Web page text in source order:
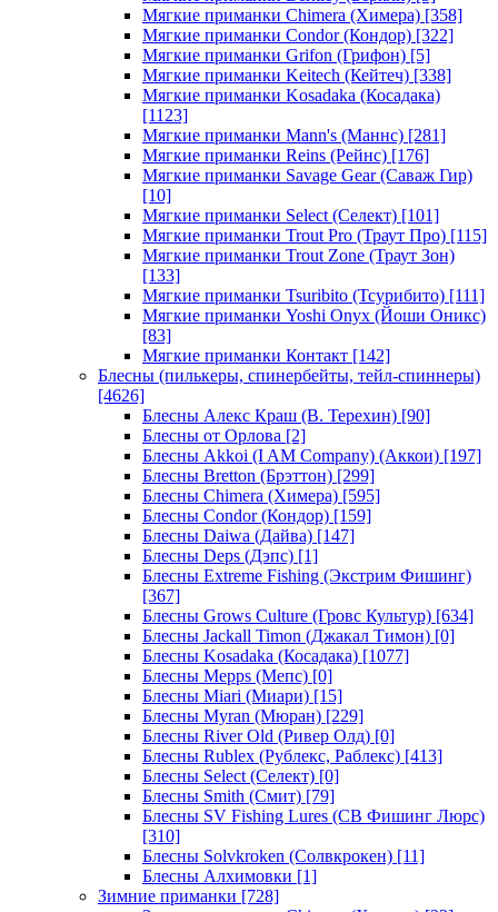
Мягкие приманки Chimera (Химера) [358]
Мягкие приманки Condor (Кондор) [322]
Мягкие приманки Grifon (Грифон) [5]
Мягкие приманки Keitech (Кейтеч) [338]
Мягкие приманки Kosadaka (Косадака)
[1123]
Мягкие приманки Mann's (Маннс) [281]
Мягкие приманки Reins (Рейнс) [176]
Мягкие приманки Savage Gear (Саваж Гир)
[10]
Мягкие приманки Select (Селект) [101]
Мягкие приманки Trout Pro (Траут Про) [115]
Мягкие приманки Trout Zone (Траут Зон)
[133]
Мягкие приманки Tsuribito (Тсурибито) [111]
Мягкие приманки Yoshi Onyx (Йоши Оникс)
[83]
Мягкие приманки Контакт [142]
Блесны (пилькеры, спинербейты, тейл-спиннеры)
[4626]
Блесны Алекс Краш (В. Терехин) [90]
Блесны от Орлова [2]
Блесны Akkoi (I AM Company) (Аккои) [197]
Блесны Bretton (Брэттон) [299]
Блесны Chimera (Химера) [595]
Блесны Condor (Кондор) [159]
Блесны Daiwa (Дайва) [147]
Блесны Deps (Дэпс) [1]
Блесны Extreme Fishing (Экстрим Фишинг)
[367]
Блесны Grows Culture (Гровс Культур) [634]
Блесны Jackall Timon (Джакал Тимон) [0]
Блесны Kosadaka (Косадака) [1077]
Блесны Mepps (Мепс) [0]
Блесны Miari (Миари) [15]
Блесны Myran (Мюран) [229]
Блесны River Old (Ривер Олд) [0]
Блесны Rublex (Рублекс, Раблекс) [413]
Блесны Select (Селект) [0]
Блесны Smith (Смит) [79]
Блесны SV Fishing Lures (СВ Фишинг Люрс)
[310]
Блесны Solvkroken (Солвкрокен) [11]
Блесны Алхимовки [1]
Зимние приманки [728]